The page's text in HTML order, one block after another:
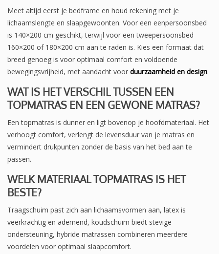
Meet altijd eerst je bedframe en houd rekening met je
lichaamslengte en slaapgewoonten. Voor een eenpersoonsbed
is 140×200 cm geschikt, terwijl voor een tweepersoonsbed
160×200 of 180×200 cm aan te raden is. Kies een formaat dat
breed genoeg is voor optimaal comfort en voldoende
bewegingsvrijheid, met aandacht voor duurzaamheid en design.
WAT IS HET VERSCHIL TUSSEN EEN
TOPMATRAS EN EEN GEWONE MATRAS?
Een topmatras is dunner en ligt bovenop je hoofdmateriaal. Het
verhoogt comfort, verlengt de levensduur van je matras en
vermindert drukpunten zonder de basis van het bed aan te
passen.
WELK MATERIAAL TOPMATRAS IS HET
BESTE?
Traagschuim past zich aan lichaamsvormen aan, latex is
veerkrachtig en ademend, koudschuim biedt stevige
ondersteuning, hybride matrassen combineren meerdere
voordelen voor optimaal slaapcomfort.